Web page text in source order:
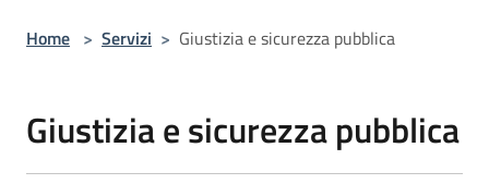
Home > Servizi > Giustizia e sicurezza pubblica
Giustizia e sicurezza pubblica